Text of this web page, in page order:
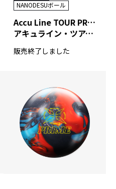
NANODESUボール
Accu Line TOUR PREMIUM Ⅴ
アキュライン・ツアープレミアム ファイブ
販売終了しました